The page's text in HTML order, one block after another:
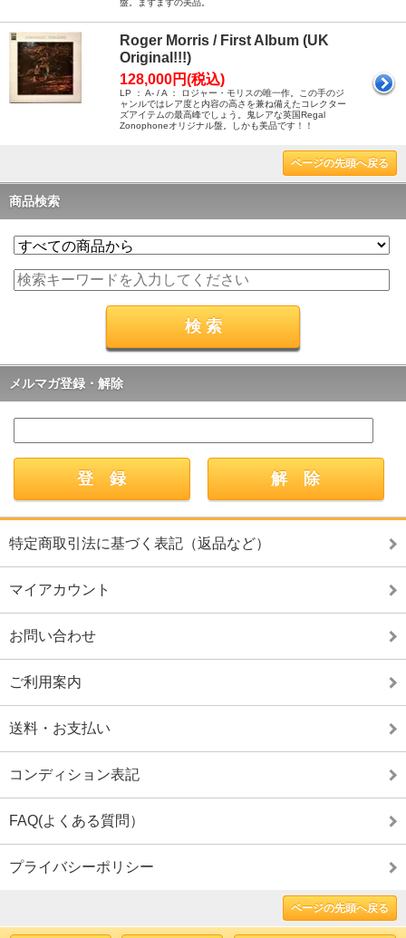
盤。まずまずの美品。
Roger Morris / First Album (UK
Original!!!)
128,000円(税込)
LP ： A- / A ： ロジャー・モリスの唯一作。この手のジ
ャンルではレア度と内容の高さを兼ね備えたコレクター
ズアイテムの最高峰でしょう。鬼レアな英国Regal
Zonophoneオリジナル盤。しかも美品です！！
ページの先頭へ戻る
商品検索
メルマガ登録・解除
特定商取引法に基づく表記（返品など）
マイアカウント
お問い合わせ
ご利用案内
送料・お支払い
コンディション表記
FAQ(よくある質問）
プライバシーポリシー
ページの先頭へ戻る